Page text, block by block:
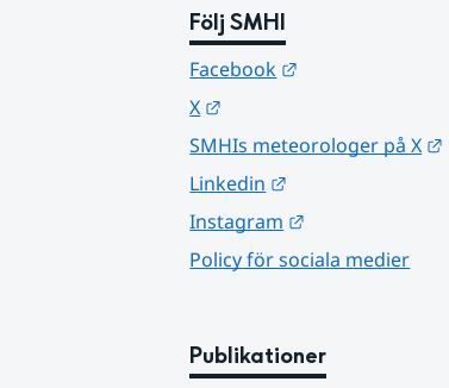
Följ SMHI
Facebook
X
SMHIs meteorologer på X
Linkedin
Instagram
Policy för sociala medier
Publikationer